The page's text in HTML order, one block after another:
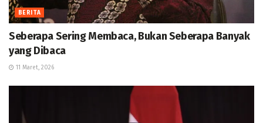
BERITA
Seberapa Sering Membaca, Bukan Seberapa Banyak
yang Dibaca
11 Maret, 2026